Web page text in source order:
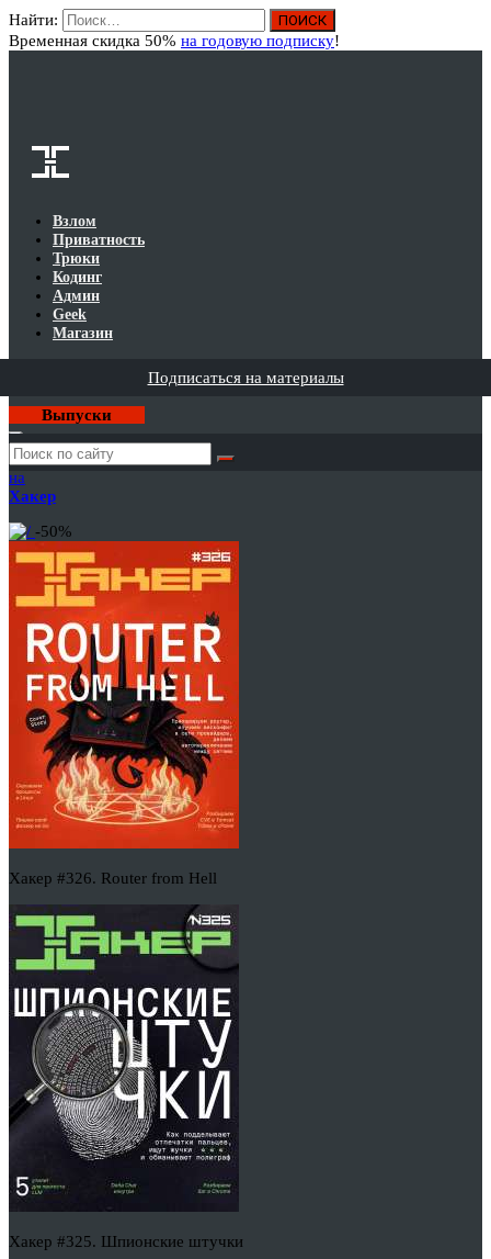
Найти:
Временная скидка 50% на годовую подписку!
Взлом
Приватность
Трюки
Кодинг
Админ
Geek
Магазин
Подписаться на материалы
Выпуски
Годовая
подписка
на
Хакер
-50%
Хакер #326. Router from Hell
Хакер #325. Шпионские штучки